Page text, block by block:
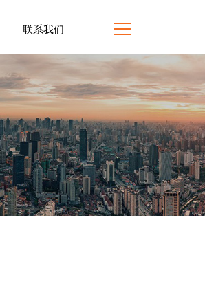
联系我们